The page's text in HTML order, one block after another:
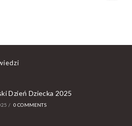
Dzień Dziecka 2025
/ 0 COMMENTS